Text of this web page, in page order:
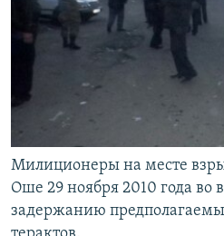
Милиционеры на месте
Оше 29 ноября 2010 года во
задержанию